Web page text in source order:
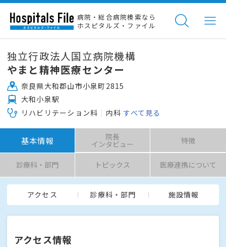
病院・総合病院検索なら
ホスピタルズ・ファイル
独立行政法人国立病院機構
やまと精神医療センター
奈良県大和郡山市小泉町2815
大和小泉駅
リハビリテーション科
内科 すべて見る
基本情報 院長
インタビュー 特徴
診療科・部門 トピックス 医療連携について
アクセス 診療科・部門 施設情報
アクセス情報